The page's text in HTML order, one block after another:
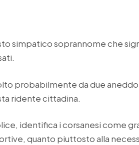
simpatico soprannome che
probabilmente da due
ridente cittadina.
identifica i corsanesi come
quanto piuttosto alla